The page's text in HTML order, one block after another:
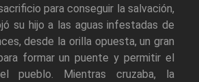
para conseguir la salvación,
su hijo a las aguas infestadas de
desde la orilla opuesta, un gran
formar un puente y permitir el
pueblo. Mientras cruzaba, la